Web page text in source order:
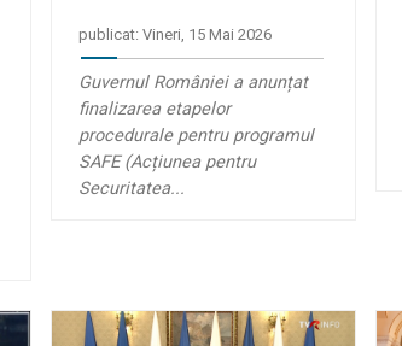
publicat: Vineri, 15 Mai 2026
Guvernul României a anunțat
finalizarea etapelor
procedurale pentru programul
SAFE (Acțiunea pentru
Securitatea...